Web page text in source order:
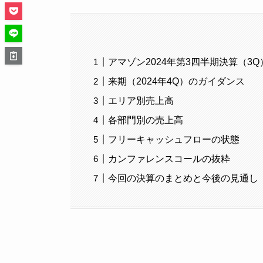
アマゾン2024年第3四半期決算（3Q
来期（2024年4Q）のガイダンス
エリア別売上高
各部門別の売上高
フリーキャッシュフローの状態
カンファレンスコールの抜粋
今回の決算のまとめと今後の見通し